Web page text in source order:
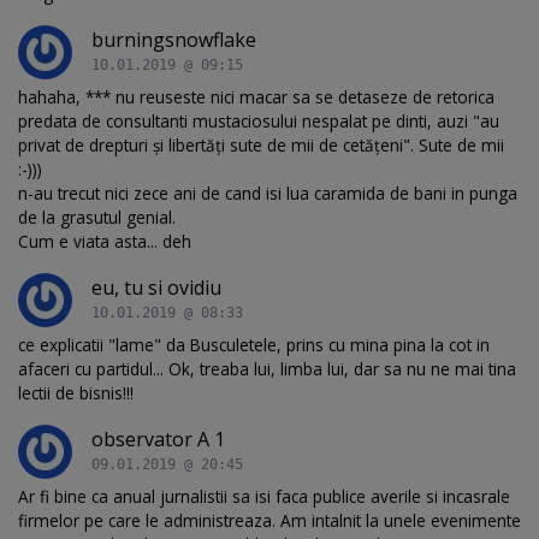
burningsnowflake
10.01.2019 @ 09:15
hahaha, *** nu reuseste nici macar sa se detaseze de retorica
predata de consultanti mustaciosului nespalat pe dinti, auzi "au
privat de drepturi și libertăți sute de mii de cetățeni". Sute de mii
:-)))
n-au trecut nici zece ani de cand isi lua caramida de bani in punga
de la grasutul genial.
Cum e viata asta... deh
eu, tu si ovidiu
10.01.2019 @ 08:33
ce explicatii "lame" da Busculetele, prins cu mina pina la cot in
afaceri cu partidul... Ok, treaba lui, limba lui, dar sa nu ne mai tina
lectii de bisnis!!!
observator A 1
09.01.2019 @ 20:45
Ar fi bine ca anual jurnalistii sa isi faca publice averile si incasrale
firmelor pe care le administreaza. Am intalnit la unele evenimente